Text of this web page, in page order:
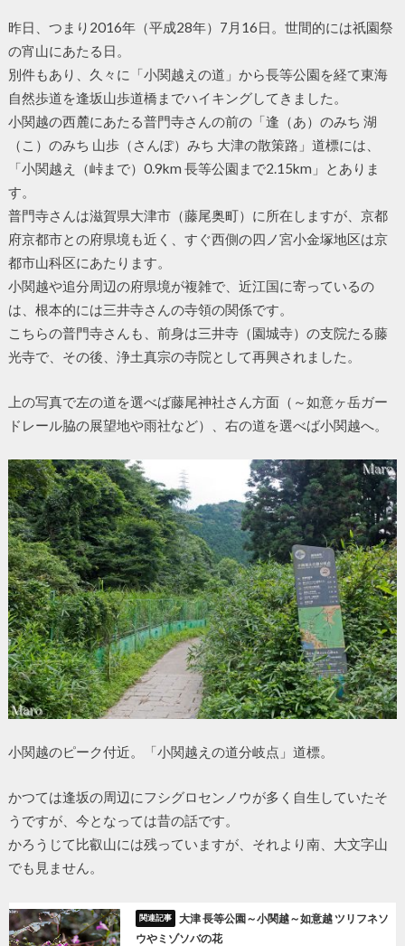
昨日、つまり2016年（平成28年）7月16日。世間的には祇園祭
の宵山にあたる日。
別件もあり、久々に「小関越えの道」から長等公園を経て東海
自然歩道を逢坂山歩道橋までハイキングしてきました。
小関越の西麓にあたる普門寺さんの前の「逢（あ）のみち 湖
（こ）のみち 山歩（さんぽ）みち 大津の散策路」道標には、
「小関越え（峠まで）0.9km 長等公園まで2.15km」とありま
す。
普門寺さんは滋賀県大津市（藤尾奥町）に所在しますが、京都
府京都市との府県境も近く、すぐ西側の四ノ宮小金塚地区は京
都市山科区にあたります。
小関越や追分周辺の府県境が複雑で、近江国に寄っているの
は、根本的には三井寺さんの寺領の関係です。
こちらの普門寺さんも、前身は三井寺（園城寺）の支院たる藤
光寺で、その後、浄土真宗の寺院として再興されました。
上の写真で左の道を選べば藤尾神社さん方面（～如意ヶ岳ガー
ドレール脇の展望地や雨社など）、右の道を選べば小関越へ。
小関越のピーク付近。「小関越えの道分岐点」道標。
かつては逢坂の周辺にフシグロセンノウが多く自生していたそ
うですが、今となっては昔の話です。
かろうじて比叡山には残っていますが、それより南、大文字山
でも見ません。
大津 長等公園～小関越～如意越 ツリフネソ
ウやミゾソバの花